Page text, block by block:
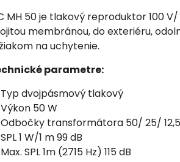
MH 50 je tlakový reproduktor 100 V/
membránou, do exteriéru,
na uchytenie.
parametre:
Typ dvojpásmový tlakový
Výkon 50 W
Odbočky transformátora 50/ 25/
SPL 1 W/1 m 99 dB
Max. SPL 1m (2715 Hz) 115 dB